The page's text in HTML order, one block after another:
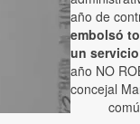
año de
embolsó
un
año NO
concejal